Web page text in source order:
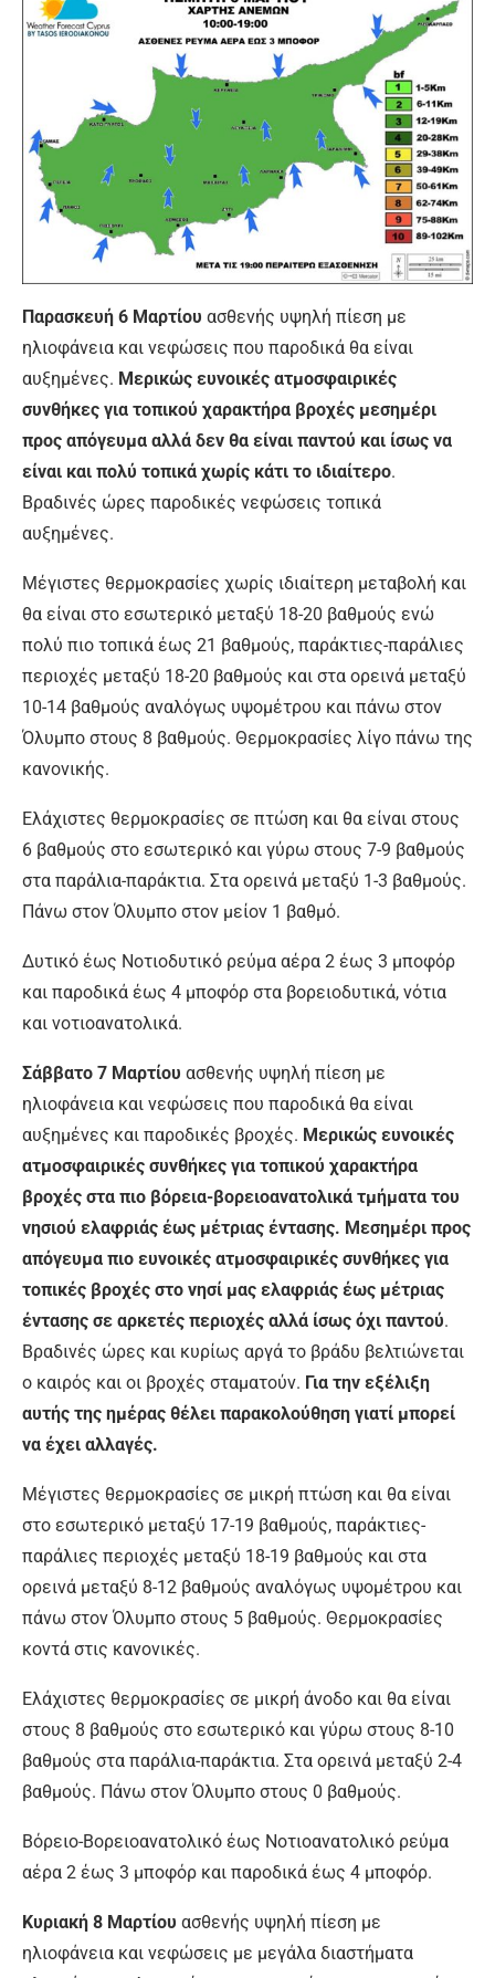
Παρασκευή 6 Μαρτίου ασθενής υψηλή πίεση με
ηλιοφάνεια και νεφώσεις που παροδικά θα είναι
αυξημένες. Μερικώς ευνοικές ατμοσφαιρικές
συνθήκες για τοπικού χαρακτήρα βροχές μεσημέρι
προς απόγευμα αλλά δεν θα είναι παντού και ίσως να
είναι και πολύ τοπικά χωρίς κάτι το ιδιαίτερο.
Βραδινές ώρες παροδικές νεφώσεις τοπικά
αυξημένες.
Μέγιστες θερμοκρασίες χωρίς ιδιαίτερη μεταβολή και
θα είναι στο εσωτερικό μεταξύ 18-20 βαθμούς ενώ
πολύ πιο τοπικά έως 21 βαθμούς, παράκτιες-παράλιες
περιοχές μεταξύ 18-20 βαθμούς και στα ορεινά μεταξύ
10-14 βαθμούς αναλόγως υψομέτρου και πάνω στον
Όλυμπο στους 8 βαθμούς. Θερμοκρασίες λίγο πάνω της
κανονικής.
Ελάχιστες θερμοκρασίες σε πτώση και θα είναι στους
6 βαθμούς στο εσωτερικό και γύρω στους 7-9 βαθμούς
στα παράλια-παράκτια. Στα ορεινά μεταξύ 1-3 βαθμούς.
Πάνω στον Όλυμπο στον μείον 1 βαθμό.
Δυτικό έως Νοτιοδυτικό ρεύμα αέρα 2 έως 3 μποφόρ
και παροδικά έως 4 μποφόρ στα βορειοδυτικά, νότια
και νοτιοανατολικά.
Σάββατο 7 Μαρτίου ασθενής υψηλή πίεση με
ηλιοφάνεια και νεφώσεις που παροδικά θα είναι
αυξημένες και παροδικές βροχές. Μερικώς ευνοικές
ατμοσφαιρικές συνθήκες για τοπικού χαρακτήρα
βροχές στα πιο βόρεια-βορειοανατολικά τμήματα του
νησιού ελαφριάς έως μέτριας έντασης. Μεσημέρι προς
απόγευμα πιο ευνοικές ατμοσφαιρικές συνθήκες για
τοπικές βροχές στο νησί μας ελαφριάς έως μέτριας
έντασης σε αρκετές περιοχές αλλά ίσως όχι παντού.
Βραδινές ώρες και κυρίως αργά το βράδυ βελτιώνεται
ο καιρός και οι βροχές σταματούν. Για την εξέλιξη
αυτής της ημέρας θέλει παρακολούθηση γιατί μπορεί
να έχει αλλαγές.
Μέγιστες θερμοκρασίες σε μικρή πτώση και θα είναι
στο εσωτερικό μεταξύ 17-19 βαθμούς, παράκτιες-
παράλιες περιοχές μεταξύ 18-19 βαθμούς και στα
ορεινά μεταξύ 8-12 βαθμούς αναλόγως υψομέτρου και
πάνω στον Όλυμπο στους 5 βαθμούς. Θερμοκρασίες
κοντά στις κανονικές.
Ελάχιστες θερμοκρασίες σε μικρή άνοδο και θα είναι
στους 8 βαθμούς στο εσωτερικό και γύρω στους 8-10
βαθμούς στα παράλια-παράκτια. Στα ορεινά μεταξύ 2-4
βαθμούς. Πάνω στον Όλυμπο στους 0 βαθμούς.
Βόρειο-Βορειοανατολικό έως Νοτιοανατολικό ρεύμα
αέρα 2 έως 3 μποφόρ και παροδικά έως 4 μποφόρ.
Κυριακή 8 Μαρτίου ασθενής υψηλή πίεση με
ηλιοφάνεια και νεφώσεις με μεγάλα διαστήματα